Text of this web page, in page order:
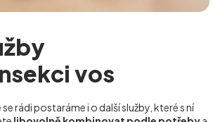
vos
rádi postaráme i o další služby, které s ní